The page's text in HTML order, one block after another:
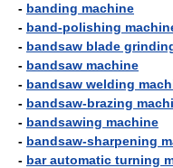
- banding machine
- band-polishing
- bandsaw blade
- bandsaw machine
- bandsaw welding
- bandsaw-brazing
- bandsawing machine
- bandsaw-sharpening
- bar automatic turning